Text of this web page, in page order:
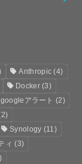
Anthropic (4)
Docker(3)
googleアラート (2)
Synology (11)
ィ (3)